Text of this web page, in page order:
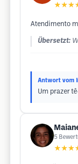
Atendimento
Übersetzt:
Antwort vom
Um prazer
5